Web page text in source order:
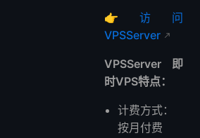
👉 访问
VPSServer
VPSServer 即
时VPS特点：
计费方式：
按月付费